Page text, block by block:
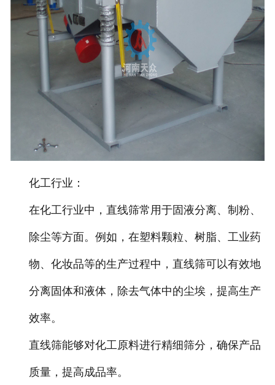
化工行业 ：
在化工行业中，直线筛常用于固液分离、制粉、
除尘等方面。例如，在塑料颗粒、树脂、工业药
物、化妆品等的生产过程中，直线筛可以有效地
分离固体和液体，除去气体中的尘埃，提高生产
效率。
直线筛能够对化工原料进行精细筛分，确保产品
质量，提高成品率。